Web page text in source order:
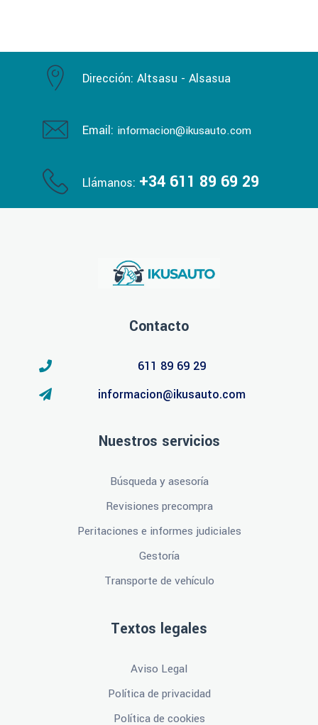
Dirección: Altsasu - Alsasua
Email: informacion@ikusauto.com
Llámanos: +34 611 89 69 29
Contacto
611 89 69 29
informacion@ikusauto.com
Nuestros servicios
Búsqueda y asesoría
Revisiones precompra
Peritaciones e informes judiciales
Gestoría
Transporte de vehículo
Textos legales
Aviso Legal
Política de privacidad
Política de cookies